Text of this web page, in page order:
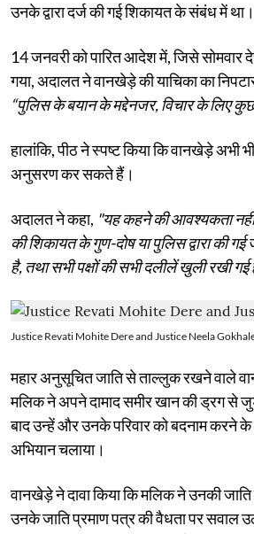
उनके द्वारा दर्ज की गई शिकायत के संबंध में था।
14 जनवरी को पारित आदेश में, जिसे सोमवार
गया, अदालत ने वानखेड़े की याचिका का
“पुलिस के बयान के मद्देनजर, विचार के लिए
हालांकि, पीठ ने स्पष्ट किया कि वानखेड़े अभी
अनुसरण कर सकते हैं।
अदालत ने कहा, "यह कहने की आवश्यकता नहीं
की शिकायत के गुण-दोष या पुलिस द्वारा की गई
है, तथा सभी पक्षों की सभी दलीलें खुली रखी
Justice Revati Mohite Dere and Justice Neela
महार अनुसूचित जाति से ताल्लुक रखने वाले
मलिक ने अपने दामाद समीर खान की ड्रग से
बाद उन्हें और उनके परिवार को बदनाम करने
अभियान चलाया।
वानखेड़े ने दावा किया कि मलिक ने उनकी जाति
उनके जाति प्रमाण पत्र की वैधता पर सवाल